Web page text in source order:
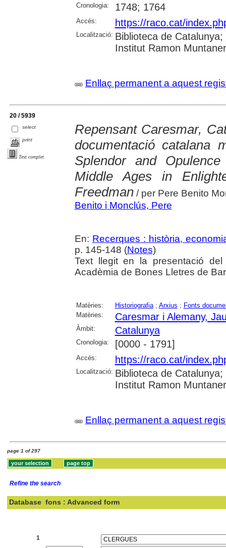
Cronologia: 1748; 1764
Accés: https://raco.cat/
Localització: Biblioteca de
Institut Ramon
Enllaç permanent a aquest
20 / 5939
select
print
Text complet
Repensant Caresmar,
documentació catalana
Splendor and
Middle Ages in
Freedman/ per Pere Benito
Benito i Monclús, Pere
En: Recerques : història,
p. 145-148 (Notes)
Text llegit en la presentació
Acadèmia de Bones Lletres de
Matèries: Historiografia; Arxius ; Fonts
Matèries:
Caresmar i Alemany,
Àmbit: Catalunya
Cronologia: [0000 - 1791]
Accés: https://raco.cat/
Localització: Biblioteca de
Institut Ramon
Enllaç permanent a aquest
page 1 of 297
Refine the search
Database fons : Advanced form
1